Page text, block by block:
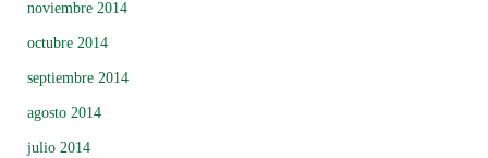
noviembre 2014
octubre 2014
septiembre 2014
agosto 2014
julio 2014